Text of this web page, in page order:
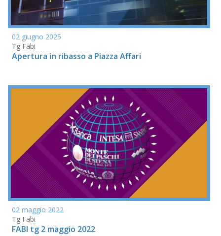
02 giugno 2025
Tg Fabi
Apertura in ribasso a Piazza Affari
02 maggio 2022
Tg Fabi
FABI tg 2 maggio 2022